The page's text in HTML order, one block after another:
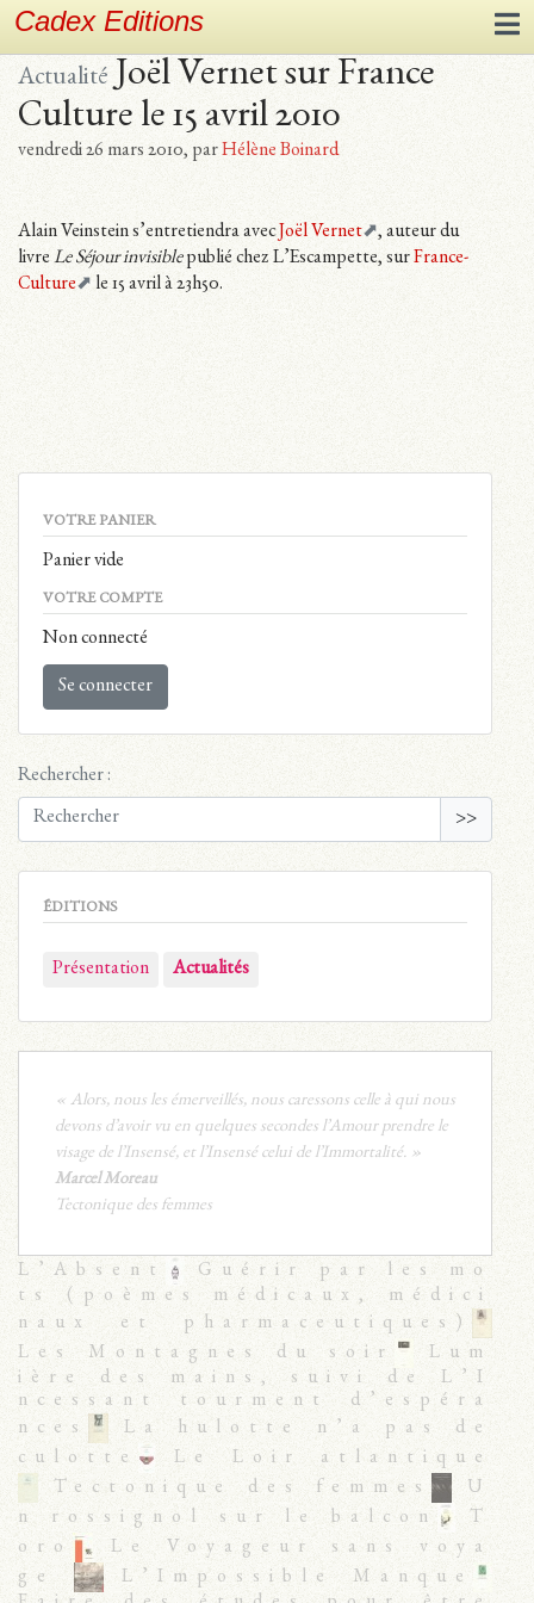
Cadex Editions
Actualité Joël Vernet sur France
Culture le 15 avril 2010
vendredi 26 mars 2010, parHélène Boinard
Alain Veinstein s’entretiendra avec Joël Vernet
, auteur du
livreLe Séjour invisiblepublié chez L’Escampette, surFrance-
Culture
le 15 avril à 23h50.
VOTRE PANIER
Panier vide
VOTRE COMPTE
Non connecté
Se connecter
Rechercher :
>>
ÉDITIONS
Présentation Actualités
« Alors, nous les émerveillés, nous caressons celle à qui nous
devons d’avoir vu en quelques secondes l’Amour prendre le
visage de l’Insensé, et l’Insensé celui de l’Immortalité. »
Marcel Moreau
Tectonique des femmes
L’Absent
Guérir par les mo
ts (poèmes médicaux, médici
naux et pharmaceutiques)
Les Montagnes du soir
Lum
ière des mains, suivi de L’I
ncessant tourment d’espéra
nces
La hulotte n’a pas de
culotte
Le Loir atlantique
Tectonique des femmes
U
n rossignol sur le balcon
T
oro
Le Voyageur sans voya
ge
L’Impossible Manque